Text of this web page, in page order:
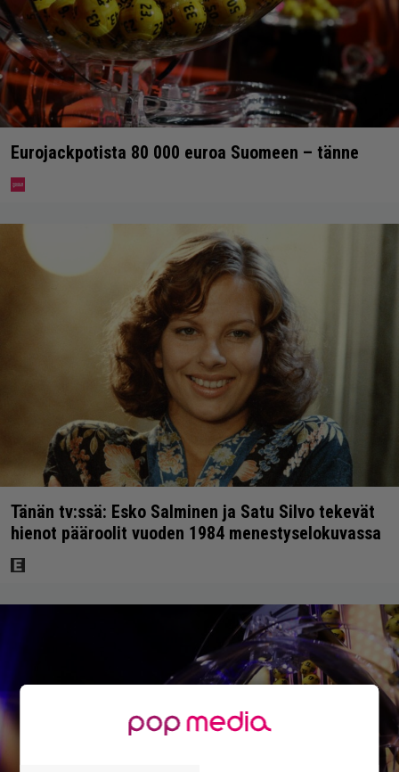
Eurojackpotista 80 000 euroa Suomeen – tänne
Tänän tv:ssä: Esko Salminen ja Satu Silvo tekevät
hienot pääroolit vuoden 1984 menestyselokuvassa